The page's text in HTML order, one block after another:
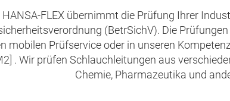
HANSA‑FLEX übernimmt die Prüfung Ihrer
(BetrSichV). Die
mobilen Prüfservice oder in unseren
. Wir prüfen Schlauchleitungen aus
Chemie, Pharmazeutika und